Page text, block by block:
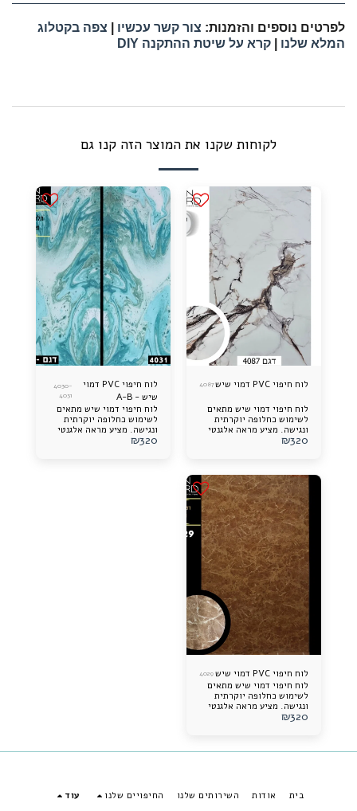
לפרטים נוספים והזמנות: צור קשר עכשיו
צפה בקטלוג
המלא שלנו
קרא על שיטת ההתקנה DIY
לקוחות שקנו את המוצר הזה קנו גם
לוח חיפוי PVC דמוי שיש 4087
לוח חיפוי דמוי שיש מתאים
לשימוש כחלופה יוקרתית
ונגישה. מציע מראה אלגנטי
ותוספת עיצובית מרשימה
₪320
לוח חיפוי PVC דמוי
שיש - A-B
4030-
4031
לוח חיפוי דמוי שיש מתאים
לשימוש כחלופה יוקרתית
ונגישה. מציע מראה אלגנטי
ותוספת עיצובית מרשימה
₪320
לוח חיפוי PVC דמוי שיש 4029
לוח חיפוי דמוי שיש מתאים
לשימוש כחלופה יוקרתית
ונגישה. מציע מראה אלגנטי
ותוספת עיצובית מרשימה
₪320
בית אודות השירותים שלנו החיפויים שלנו עוד